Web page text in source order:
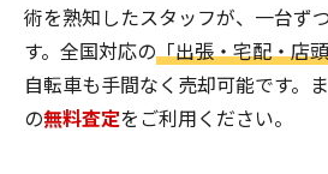
術を熟知したスタッフが、一台ず
す。全国対応の「出張・宅配・店
自転車も手間なく売却可能です。
の無料査定をご利用ください。